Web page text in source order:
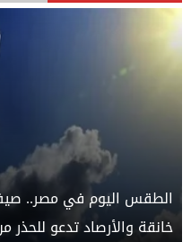
الطقس اليوم في مصر..
خانقة والأرصاد تدعو